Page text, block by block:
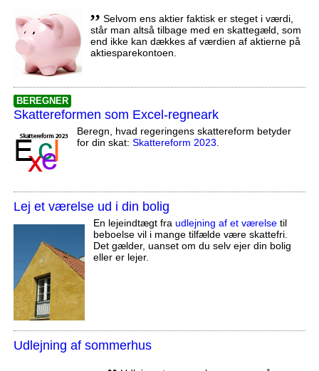
,, Selvom ens aktier faktisk er steget i værdi,
står man altså tilbage med en skattegæld, som
end ikke kan dækkes af værdien af aktierne på
aktiesparekontoen.
BEREGNER
Skattereformen som Excel-regneark
Beregn, hvad regeringens skattereform betyder
for din skat: Skattereform 2023
Lej et værelse ud i din bolig
En lejeindtægt fra udlejning af et værelsetil
beboelse vil i mange tilfælde være skattefri.
Det gælder, uanset om du selv ejer din bolig
eller er lejer.
Udlejning af sommerhus
,,